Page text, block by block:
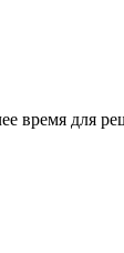
время для